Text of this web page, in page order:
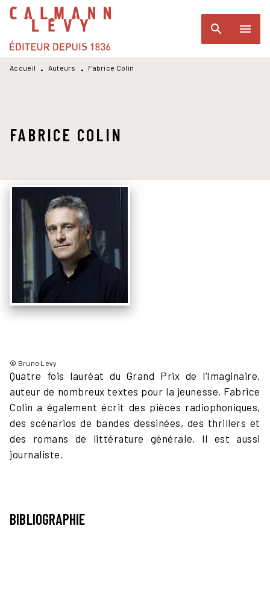
MENU RECHERCHE
PIED DE PAGE
search menu
Accueil • Auteurs • Fabrice Colin
FABRICE COLIN
Quatre fois lauréat du Grand Prix de l’Imaginaire,
auteur de nombreux textes pour la jeunesse, Fabrice
Colin a également écrit des pièces radiophoniques,
des scénarios de bandes dessinées, des thrillers et
des romans de littérature générale. Il est aussi
journaliste.
© Bruno Levy
BIBLIOGRAPHIE